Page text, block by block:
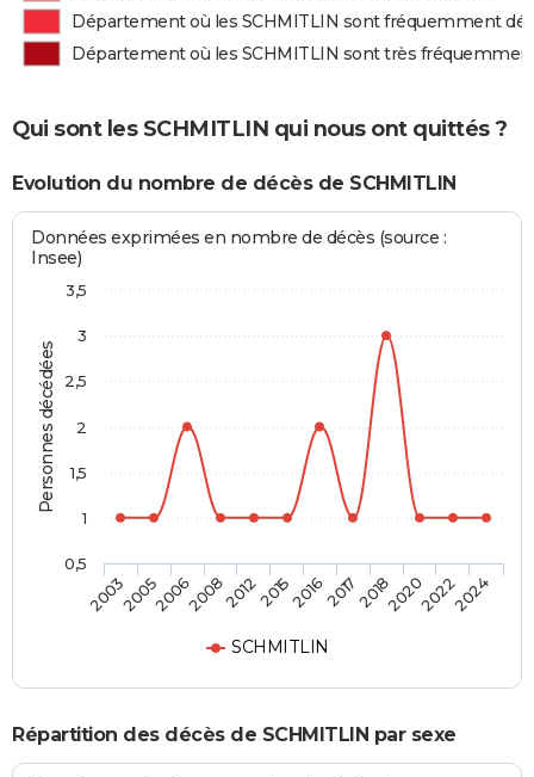
Département où les SCHMITLIN sont fréquemment
Département où les SCHMITLIN sont très
Qui sont les SCHMITLIN qui nous ont quittés ?
Evolution du nombre de décès de SCHMITLIN
Personnes décédées
Données exprimées en nombre de décès (source :
Insee)
SCHMITLIN
200320052006200820122015201620172018202020222024
0,5
1
1,5
2
2,5
3
3,5
Répartition des décès de SCHMITLIN par sexe